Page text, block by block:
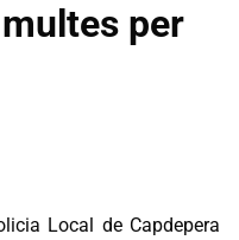
per
Local de Capdepera